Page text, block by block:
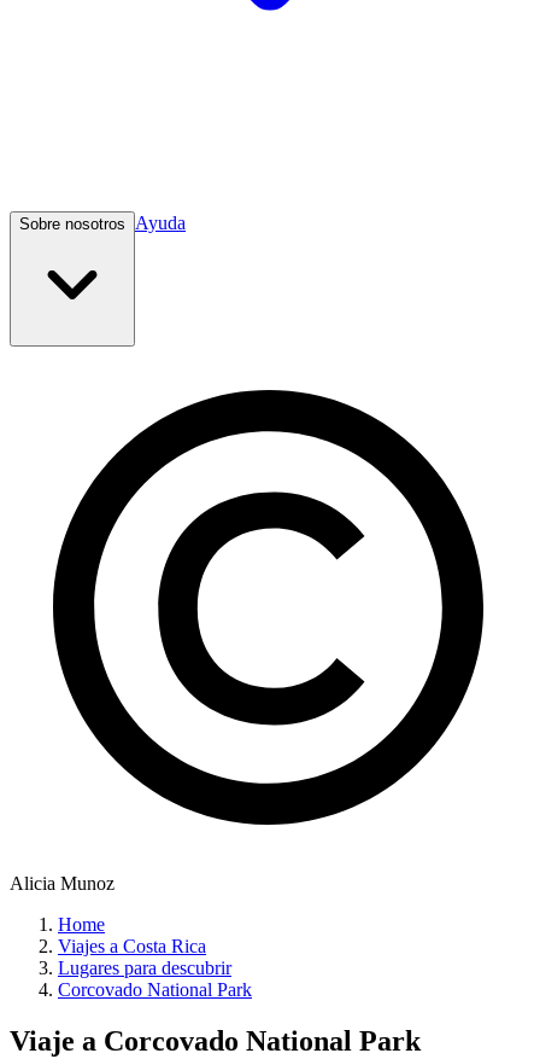
Sobre nosotros Ayuda
Alicia Munoz
Home
Viajes a Costa Rica
Lugares para descubrir
Corcovado National Park
Viaje a Corcovado National Park